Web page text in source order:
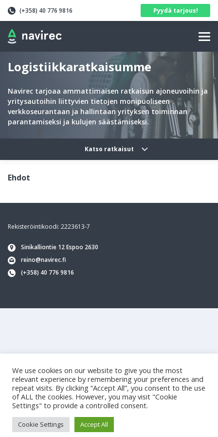
Navirec
Header
(+358) 40 776 9816 Pyydä tarjous!
Navigation
Logistiikkaratkaisumme
Navirec tarjoaa ammattimaisen ratkaisun ajoneuvoihin ja
yritysautoihin liittyvien tietojen monipuoliseen
verkkoseurantaan ja hallintaan yrityksen toiminnan
parantamiseksi ja kulujen säästämiseksi.
Solutions categories
Katso ratkaisut
Ehdot
Footer
Rekisteröintikoodi: 2223613-7
Sinikalliontie 12 Espoo 2630
reino@navirec.fi
(+358) 40 776 9816
We use cookies on our website to give you the most
relevant experience by remembering your preferences and
repeat visits. By clicking “Accept All”, you consent to the use
of ALL the cookies. However, you may visit "Cookie
Settings" to provide a controlled consent.
Cookie Settings Accept All